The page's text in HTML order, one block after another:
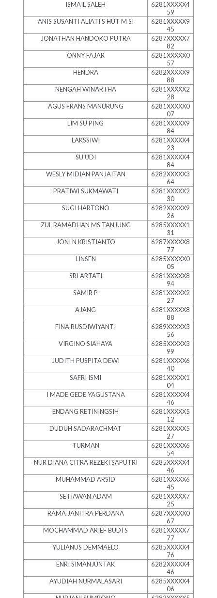
ISMAIL SALEH
6281XXXXX4
59
ANIS SUSANTI ALIATI S HUT M SI
6281XXXXX9
45
JONATHAN HANDOKO PUTRA
6287XXXXX7
82
ONNY FAJAR
6281XXXXX0
57
HENDRA
6282XXXXX9
88
NENGAH WINARTHA
6281XXXXX2
28
AGUS FRANS MANURUNG
6281XXXXX0
07
LIM SU PING
6281XXXXX9
84
LAKSSIWI
6281XXXXX4
23
SU'UDI
6281XXXXX4
84
WESLY MIDIAN PANJAITAN
6282XXXXX3
64
PRATIWI SUKMAWATI
6281XXXXX2
30
SUGI HARTONO
6282XXXXX9
26
ZUL RAMADHAN MS TANJUNG
6285XXXXX1
31
JONI N KRISTIANTO
6287XXXXX8
77
LINSEN
6285XXXXX0
05
SRI ARTATI
6281XXXXX8
94
SAMIR P
6281XXXXX2
27
AJANG
6281XXXXX8
88
FINA RUSDIWIYANTI
6289XXXXX3
56
VIRGINO SIAHAYA
6285XXXXX3
99
JUDITH PUSPITA DEWI
6281XXXXX6
40
SAFRI ISMI
6281XXXXX1
04
I MADE GEDE YAGUSTANA
6281XXXXX4
46
ENDANG RETININGSIH
6281XXXXX5
12
DUDUH SADARACHMAT
6281XXXXX5
27
TURMAN
6281XXXXX6
54
NUR DIANA CITRA REZEKI SAPUTRI
6285XXXXX4
46
MUHAMMAD ARSID
6281XXXXX6
45
SETIAWAN ADAM
6281XXXXX7
25
RAMA JANITRA PERDANA
6287XXXXX0
67
MOCHAMMAD ARIEF BUDI S
6281XXXXX7
77
YULIANUS DEMMAELO
6285XXXXX4
76
ENRI SIMANJUNTAK
6282XXXXX4
46
AYUDIAH NURMALASARI
6285XXXXX4
06